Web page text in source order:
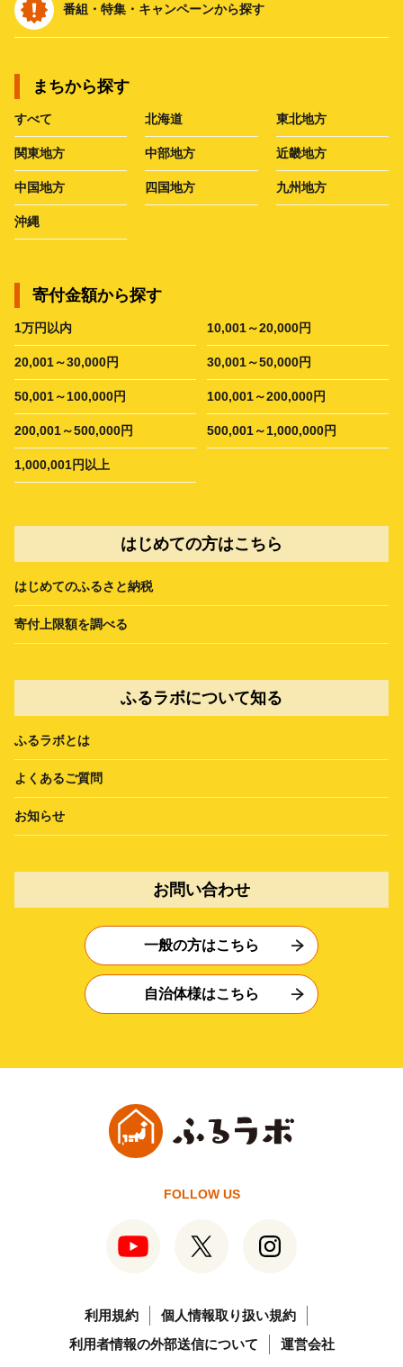
番組・特集・キャンペーンから探す
まちから探す
すべて 北海道 東北地方
関東地方 中部地方 近畿地方
中国地方 四国地方 九州地方
沖縄
寄付金額から探す
1万円以内 10,001～20,000円
20,001～30,000円 30,001～50,000円
50,001～100,000円 100,001～200,000円
200,001～500,000円 500,001～1,000,000円
1,000,001円以上
はじめての方はこちら
はじめてのふるさと納税
寄付上限額を調べる
ふるラボについて知る
ふるラボとは
よくあるご質問
お知らせ
お問い合わせ
一般の方はこちら
自治体様はこちら
FOLLOW US
利用規約
個人情報取り扱い規約
利用者情報の外部送信について
運営会社